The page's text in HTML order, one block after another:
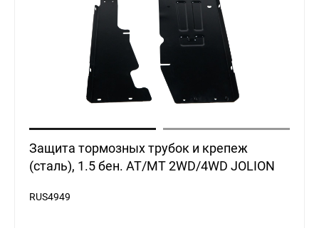
Защита тормозных трубок и крепеж
(сталь), 1.5 бен. AT/MT 2WD/4WD JOLION
RUS4949